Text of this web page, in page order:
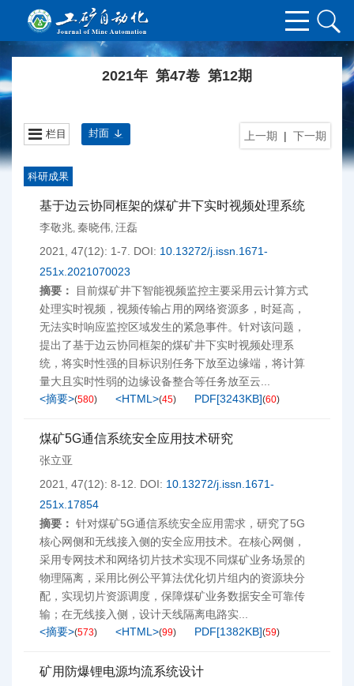
2021年 第47卷 第12期
上一期 | 下一期
栏目 封面
科研成果
基于边云协同框架的煤矿井下实时视频处理系统
李敬兆, 秦晓伟, 汪磊
2021, 47(12): 1-7.
DOI: 10.13272/j.issn.1671-
251x.2021070023
摘要：
目前煤矿井下智能视频监控主要采用云计算方式
处理实时视频，视频传输占用的网络资源多，时延高，
无法实时响应监控区域发生的紧急事件。针对该问题，
提出了基于边云协同框架的煤矿井下实时视频处理系
统，将实时性强的目标识别任务下放至边缘端，将计算
量大且实时性弱的边缘设备整合等任务放至云...
<摘要>(580) <HTML>(45) PDF[3243KB](60)
煤矿5G通信系统安全应用技术研究
张立亚
2021, 47(12): 8-12.
DOI: 10.13272/j.issn.1671-
251x.17854
摘要： 针对煤矿5G通信系统安全应用需求，研究了5G
核心网侧和无线接入侧的安全应用技术。在核心网侧，
采用专网技术和网络切片技术实现不同煤矿业务场景的
物理隔离，采用比例公平算法优化切片组内的资源块分
配，实现切片资源调度，保障煤矿业务数据安全可靠传
输；在无线接入侧，设计天线隔离电路实...
<摘要>(573) <HTML>(99) PDF[1382KB](59)
矿用防爆锂电源均流系统设计